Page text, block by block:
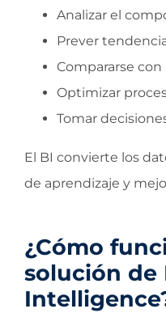
Analizar el
Prever
Compararse
Optimizar
Tomar
El BI convierte los
de aprendizaje y
¿Cómo
solución de